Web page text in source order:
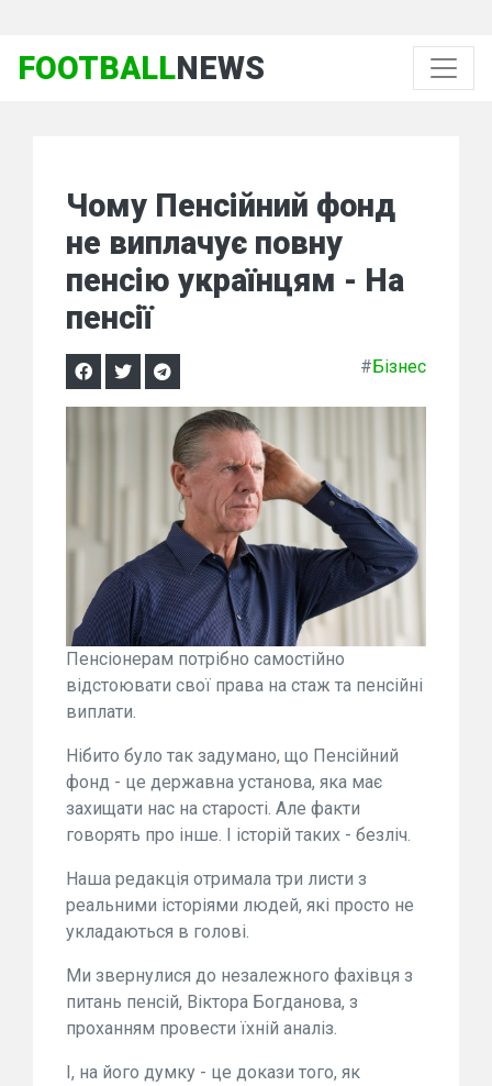
FOOTBALLNEWS
Чому Пенсійний фонд
не виплачує повну
пенсію українцям - На
пенсії
#Бізнес
Пенсіонерам потрібно самостійно
відстоювати свої права на стаж та пенсійні
виплати.
Нібито було так задумано, що Пенсійний
фонд - це державна установа, яка має
захищати нас на старості. Але факти
говорять про інше. І історій таких - безліч.
Наша редакція отримала три листи з
реальними історіями людей, які просто не
укладаються в голові.
Ми звернулися до незалежного фахівця з
питань пенсій, Віктора Богданова, з
проханням провести їхній аналіз.
І, на його думку - це докази того, як